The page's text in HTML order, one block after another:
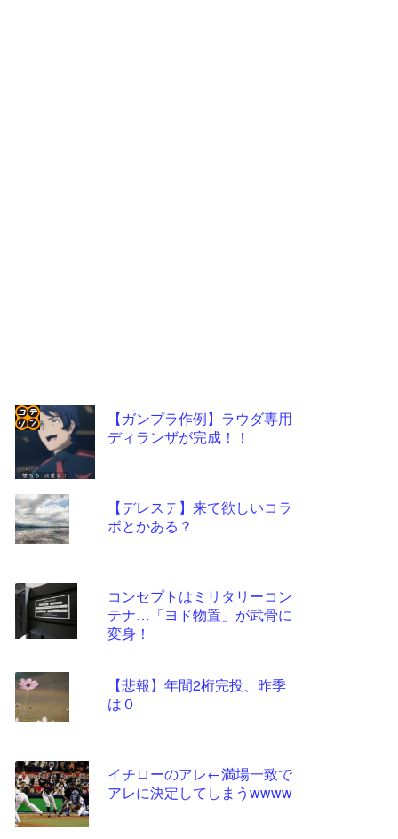
【ガンプラ作例】ラウダ専用
ディランザが完成！！
【デレステ】来て欲しいコラ
ボとかある？
コンセプトはミリタリーコン
テナ…「ヨド物置」が武骨に
変身！
【悲報】年間2桁完投、昨季
は０
イチローのアレ←満場一致で
アレに決定してしまうwwww
コテ
リン
- 固
定リ
ンク
更新
ツー
ル